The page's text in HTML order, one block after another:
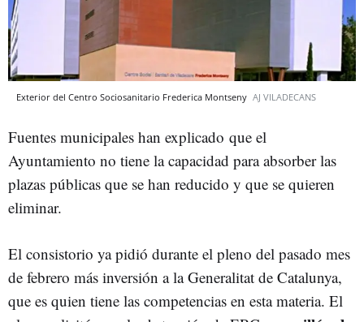
Exterior del Centro Sociosanitario Frederica Montseny AJ VILADECANS
Fuentes municipales han explicado que el
Ayuntamiento no tiene la capacidad para absorber las
plazas públicas que se han reducido y que se quieren
eliminar.
El consistorio ya pidió durante el pleno del pasado mes
de febrero más inversión a la Generalitat de Catalunya,
que es quien tiene las competencias en esta materia. El